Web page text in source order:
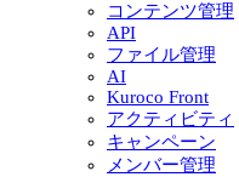
コンテンツ管理
API
ファイル管理
AI
Kuroco Front
アクティビティ
キャンペーン
メンバー管理